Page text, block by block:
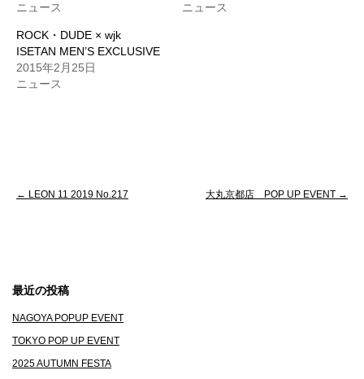
ニュース
ニュース
ROCK・DUDE × wjk
ISETAN MEN’S EXCLUSIVE
2015年2月25日
ニュース
投
ビ
ー
シ
← LEON 11 2019 No.217 大丸京都店 POP UP EVENT →
最近の投稿
NAGOYA POPUP EVENT
TOKYO POP UP EVENT
2025 AUTUMN FESTA